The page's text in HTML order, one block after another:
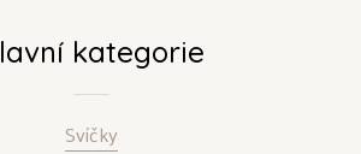
kategorie
Svíčky